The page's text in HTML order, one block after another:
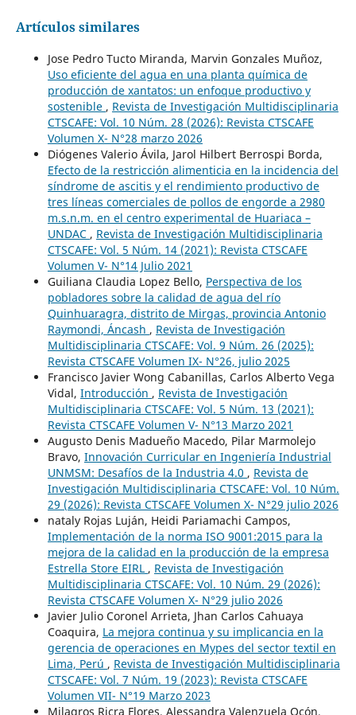
Artículos similares
Jose Pedro Tucto Miranda, Marvin Gonzales Muñoz,
Uso eficiente del agua en una planta química de
producción de xantatos: un enfoque productivo y
sostenible , Revista de Investigación Multidisciplinaria
CTSCAFE: Vol. 10 Núm. 28 (2026): Revista CTSCAFE
Volumen X- N°28 marzo 2026
Diógenes Valerio Ávila, Jarol Hilbert Berrospi Borda,
Efecto de la restricción alimenticia en la incidencia del
síndrome de ascitis y el rendimiento productivo de
tres líneas comerciales de pollos de engorde a 2980
m.s.n.m. en el centro experimental de Huariaca –
UNDAC , Revista de Investigación Multidisciplinaria
CTSCAFE: Vol. 5 Núm. 14 (2021): Revista CTSCAFE
Volumen V- N°14 Julio 2021
Guiliana Claudia Lopez Bello, Perspectiva de los
pobladores sobre la calidad de agua del río
Quinhuaragra, distrito de Mirgas, provincia Antonio
Raymondi, Áncash , Revista de Investigación
Multidisciplinaria CTSCAFE: Vol. 9 Núm. 26 (2025):
Revista CTSCAFE Volumen IX- N°26, julio 2025
Francisco Javier Wong Cabanillas, Carlos Alberto Vega
Vidal, Introducción , Revista de Investigación
Multidisciplinaria CTSCAFE: Vol. 5 Núm. 13 (2021):
Revista CTSCAFE Volumen V- N°13 Marzo 2021
Augusto Denis Madueño Macedo, Pilar Marmolejo
Bravo, Innovación Curricular en Ingeniería Industrial
UNMSM: Desafíos de la Industria 4.0 , Revista de
Investigación Multidisciplinaria CTSCAFE: Vol. 10 Núm.
29 (2026): Revista CTSCAFE Volumen X- N°29 julio 2026
nataly Rojas Luján, Heidi Pariamachi Campos,
Implementación de la norma ISO 9001:2015 para la
mejora de la calidad en la producción de la empresa
Estrella Store EIRL , Revista de Investigación
Multidisciplinaria CTSCAFE: Vol. 10 Núm. 29 (2026):
Revista CTSCAFE Volumen X- N°29 julio 2026
Javier Julio Coronel Arrieta, Jhan Carlos Cahuaya
Coaquira, La mejora continua y su implicancia en la
gerencia de operaciones en Mypes del sector textil en
Lima, Perú , Revista de Investigación Multidisciplinaria
CTSCAFE: Vol. 7 Núm. 19 (2023): Revista CTSCAFE
Volumen VII- N°19 Marzo 2023
Milagros Ricra Flores, Alessandra Valenzuela Ocón,